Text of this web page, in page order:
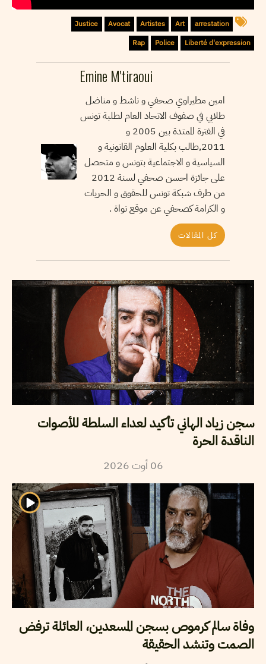
arrestation
Art
Artistes
Avocat
Justice
Liberté d'expression
Police
Rap
Emine M'tiraoui
امين مطيراوي صحفي و ناشط و مناضل
طلابي في صفوف الاتحاد العام لطلبة تونس
في الفترة الممتدة بين 2005 و
2011,طالب بكلية العلوم القانونية و
السياسية و الاجتماعية بتونس و متحصل
على جائزة احسن صحفي لسنة 2012
من طرف شبكة تونس للحقوق و الحريات
و الكرامة كصحفي عن موقع نواة .
كل المقالات
سجن زياد الهاني تأكيد لعداء السلطة للأصوات
الناقدة الحرة
06 أوت2026
وفاة سالم كرموص بسجن المسعدين، العائلة ترفض
الصمت وتنشد الحقيقة